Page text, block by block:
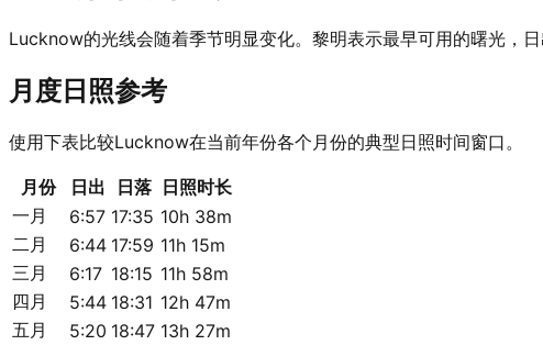
Lucknow的光线会随着季节明显变化。黎明表示最早可用的曙光，
月度日照参考
使用下表比较Lucknow在当前年份各个月份的典型日照时间窗口。
月份 日出 日落 日照时长
一月
6:57 17:35 10h 38m
二月
6:44 17:59 11h 15m
三月
6:17 18:15 11h 58m
四月
5:44 18:31 12h 47m
五月
5:20 18:47 13h 27m